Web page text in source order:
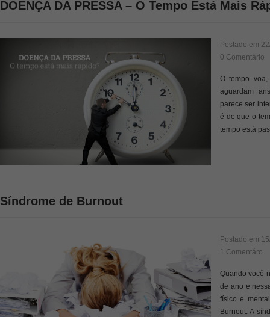
DOENÇA DA PRESSA – O Tempo Está Mais
Postado em
0 Comentário
O tempo
aguardam
parece ser
é de que o
tempo está
Síndrome de Burnout
Postado em
1 Comentáro
Quando você
de ano e
físico e
Burnout. A